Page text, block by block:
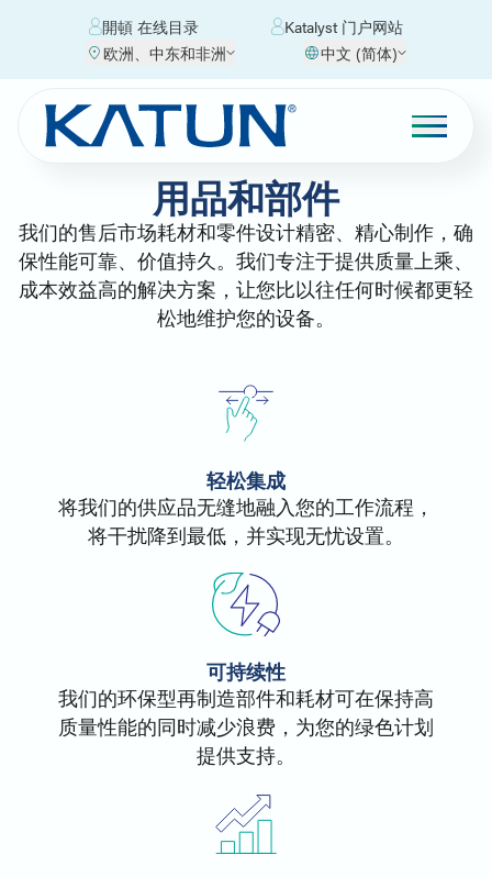
開頓 在线目录
Katalyst 门户网站
欧洲、中东和非洲
中文 (简体)
用品和部件
我们的售后市场耗材和零件设计精密、精心制作，确
保性能可靠、价值持久。我们专注于提供质量上乘、
成本效益高的解决方案，让您比以往任何时候都更轻
松地维护您的设备。
轻松集成
将我们的供应品无缝地融入您的工作流程，
将干扰降到最低，并实现无忧设置。
可持续性
我们的环保型再制造部件和耗材可在保持高
质量性能的同时减少浪费，为您的绿色计划
提供支持。